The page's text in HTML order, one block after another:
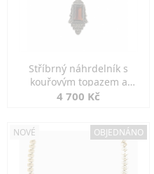
Stříbrný náhrdelník s
kouřovým topazem a
markazity
4 700 Kč
NOVÉ OBJEDNÁNO